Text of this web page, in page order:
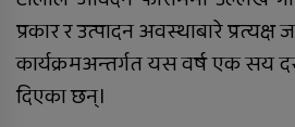
प्रकार र उत्पादन अवस्थाबारे
कार्यक्रमअन्तर्गत यस वर्ष एक
दिएका छन्।